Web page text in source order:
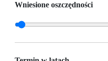
Wniesione oszczędności